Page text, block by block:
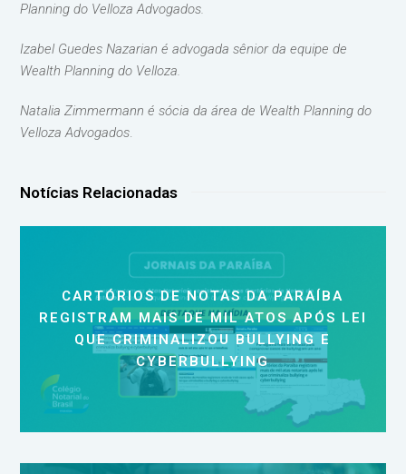
Planning do Velloza Advogados.
Izabel Guedes Nazarian é advogada sênior da equipe de
Wealth Planning do Velloza.
Natalia Zimmermann é sócia da área de Wealth Planning do
Velloza Advogados.
Notícias Relacionadas
CARTÓRIOS DE NOTAS DA PARAÍBA
REGISTRAM MAIS DE MIL ATOS APÓS LEI
QUE CRIMINALIZOU BULLYING E
CYBERBULLYING